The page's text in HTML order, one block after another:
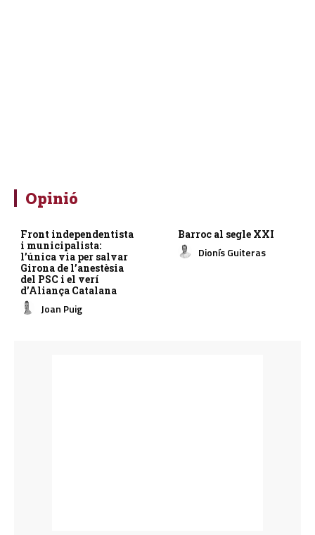
Opinió
Front independentista
i municipalista:
l’única via per salvar
Girona de l’anestèsia
del PSC i el verí
d’Aliança Catalana
Joan Puig
Barroc al segle XXI
Dionís Guiteras